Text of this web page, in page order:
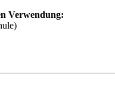
Verwendung: